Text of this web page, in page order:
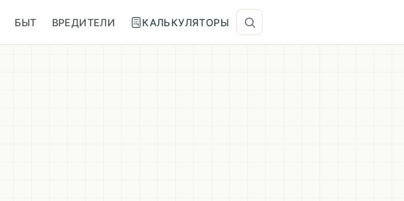
БЫТ ВРЕДИТЕЛИ КАЛЬКУЛЯТОРЫ